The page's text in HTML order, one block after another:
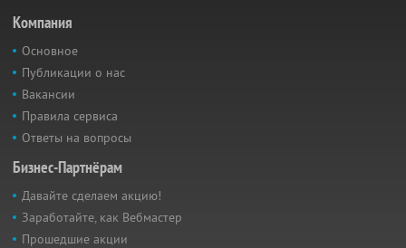
Компания
Основное
Публикации о нас
Вакансии
Правила сервиса
Ответы на вопросы
Бизнес-Партнёрам
Давайте сделаем акцию!
Заработайте, как Вебмастер
Прошедшие акции